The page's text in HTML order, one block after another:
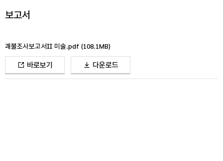
보고서
괘불조사보고서Ⅱ 미술.pdf (108.1MB)
바로보기 다운로드